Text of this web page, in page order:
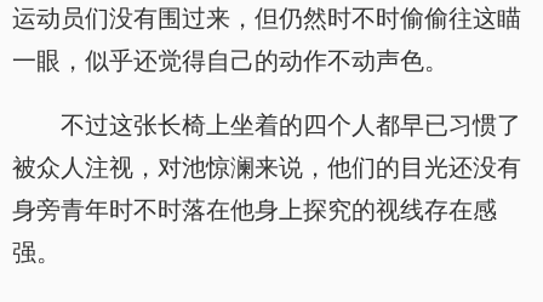
运动员们没有围过来，但仍然时不时偷偷往这瞄
一眼，似乎还觉得自己的动作不动声色。
不过这张长椅上坐着的四个人都早已习惯了
被众人注视，对池惊澜来说，他们的目光还没有
身旁青年时不时落在他身上探究的视线存在感
强。